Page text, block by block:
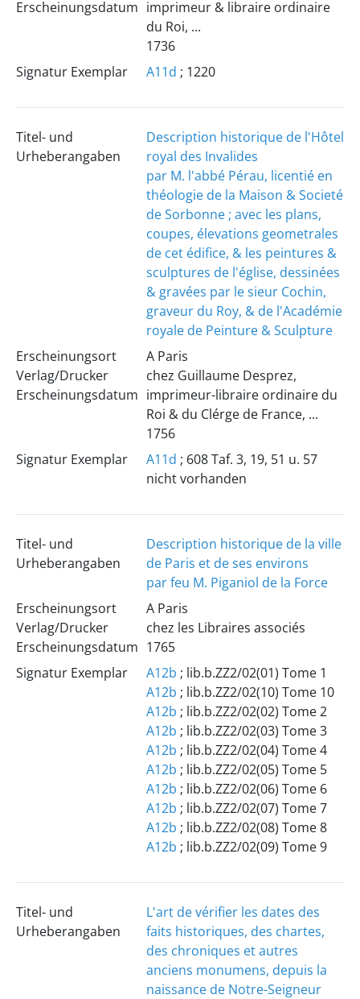
Erscheinungsdatum imprimeur & libraire ordinaire
du Roi, ...
1736
Signatur Exemplar
A11d ; 1220
Titel- und
Urheberangaben
Description historique de l'Hôtel
royal des Invalides
par M. l'abbé Pérau, licentié en
théologie de la Maison & Societé
de Sorbonne ; avec les plans,
coupes, élevations geometrales
de cet édifice, & les peintures &
sculptures de l'église, dessinées
& gravées par le sieur Cochin,
graveur du Roy, & de l'Académie
royale de Peinture & Sculpture
Erscheinungsort
Verlag/Drucker
Erscheinungsdatum
A Paris
chez Guillaume Desprez,
imprimeur-libraire ordinaire du
Roi & du Clérge de France, ...
1756
Signatur Exemplar
A11d ; 608 Taf. 3, 19, 51 u. 57
nicht vorhanden
Titel- und
Urheberangaben
Description historique de la ville
de Paris et de ses environs
par feu M. Piganiol de la Force
Erscheinungsort
Verlag/Drucker
Erscheinungsdatum
A Paris
chez les Libraires associés
1765
Signatur Exemplar
A12b ; lib.b.ZZ2/02(01) Tome 1
A12b ; lib.b.ZZ2/02(10) Tome 10
A12b ; lib.b.ZZ2/02(02) Tome 2
A12b ; lib.b.ZZ2/02(03) Tome 3
A12b ; lib.b.ZZ2/02(04) Tome 4
A12b ; lib.b.ZZ2/02(05) Tome 5
A12b ; lib.b.ZZ2/02(06) Tome 6
A12b ; lib.b.ZZ2/02(07) Tome 7
A12b ; lib.b.ZZ2/02(08) Tome 8
A12b ; lib.b.ZZ2/02(09) Tome 9
Titel- und
Urheberangaben
L'art de vérifier les dates des
faits historiques, des chartes,
des chroniques et autres
anciens monumens, depuis la
naissance de Notre-Seigneur